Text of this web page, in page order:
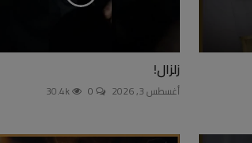
زلزال!
أغسطس 3, 2026 0
30.4k